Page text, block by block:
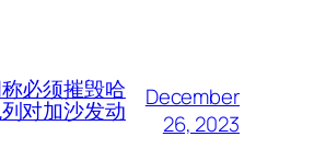
必须摧毁哈
对加沙发动
December
26, 2023